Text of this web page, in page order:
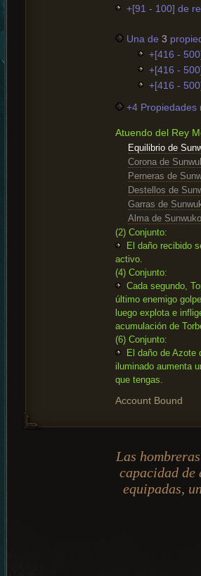
+[91 - 100] de
Una de 3
+[416 -
+[416 -
+[416 -
+4 Propiedades
Atuendo del Rey
Equilibrio de
Corona de
Perneras de
Destellos de
Garras de
Alma de Sunwuko
(2) Conjunto:
El daño recibido
activo.
(4) Conjunto:
Cada segundo,
último enemigo
luego explota e
acumulación de
(6) Conjunto:
El daño de Azote
iluminado aumenta
que tengas.
Account Bound
Las
capacidad de
equipadas,